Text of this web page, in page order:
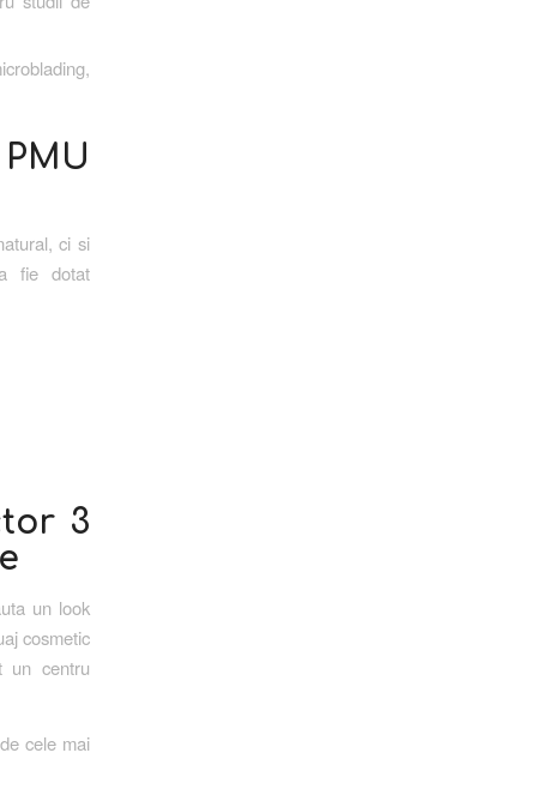
ci si
fie dotat
3
un look
cosmetic
un centru
cele mai